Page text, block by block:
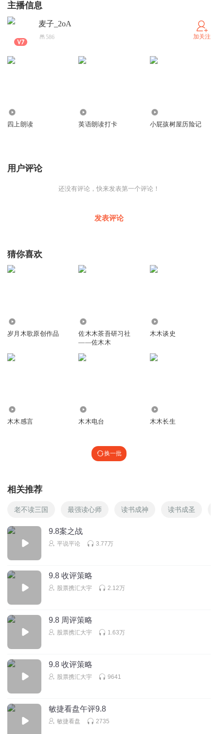
主播信息
麦子_2oA
586 加关注
四上朗读 英语朗读打卡 小屁孩树屋历险记
用户评论
还没有评论，快来发表第一个评论！
发表评论
猜你喜欢
岁月木歌原创作品
佐木木茶吾研习社
——佐木木
木木谈史
木木感言 木木电台 木木长生
换一批
相关推荐
老不读三国 最强读心师 读书成神 读书成圣
9.8案之战
平说平论 3.77万
9.8 收评策略
股票携汇大宇 2.12万
9.8 周评策略
股票携汇大宇 1.63万
9.8 收评策略
股票携汇大宇 9641
敏捷看盘午评9.8
敏捷看盘 2735